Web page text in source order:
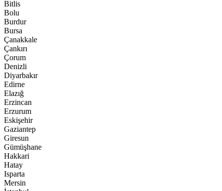
Bitlis
Bolu
Burdur
Bursa
Çanakkale
Çankırı
Çorum
Denizli
Diyarbakır
Edirne
Elazığ
Erzincan
Erzurum
Eskişehir
Gaziantep
Giresun
Gümüşhane
Hakkari
Hatay
Isparta
Mersin